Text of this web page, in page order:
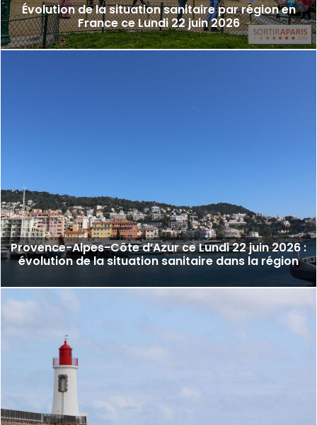
Évolution de la situation sanitaire par région en
France ce Lundi 22 juin 2026
Provence-Alpes-Côte d’Azur ce Lundi 22 juin 2026 :
évolution de la situation sanitaire dans la région